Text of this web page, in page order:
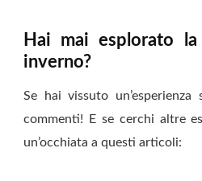
Hai mai esplorato
inverno?
Se hai vissuto un’esperienza
commenti! E se cerchi altre
un’occhiata a questi articoli: